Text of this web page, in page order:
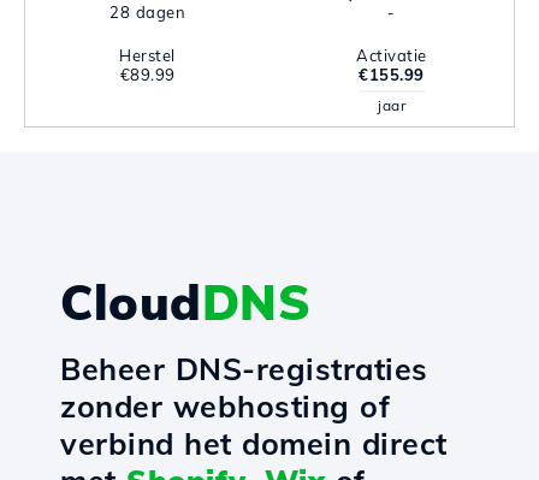
28 dagen
-
Herstel
€89.99
Activatie
€155.99
jaar
CloudDNS
Beheer DNS-registraties
zonder webhosting of
verbind het domein direct